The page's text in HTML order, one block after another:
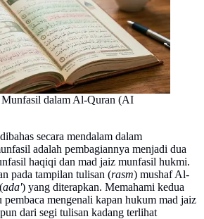
dalam Al-Quran (AI
secara mendalam dalam
adalah pembagiannya menjadi dua
haqiqi dan mad jaiz munfasil hukmi.
pada tampilan tulisan (rasm) mushaf Al-
ada') yang diterapkan. Memahami kedua
pembaca mengenali kapan hukum mad jaiz
dari segi tulisan kadang terlihat